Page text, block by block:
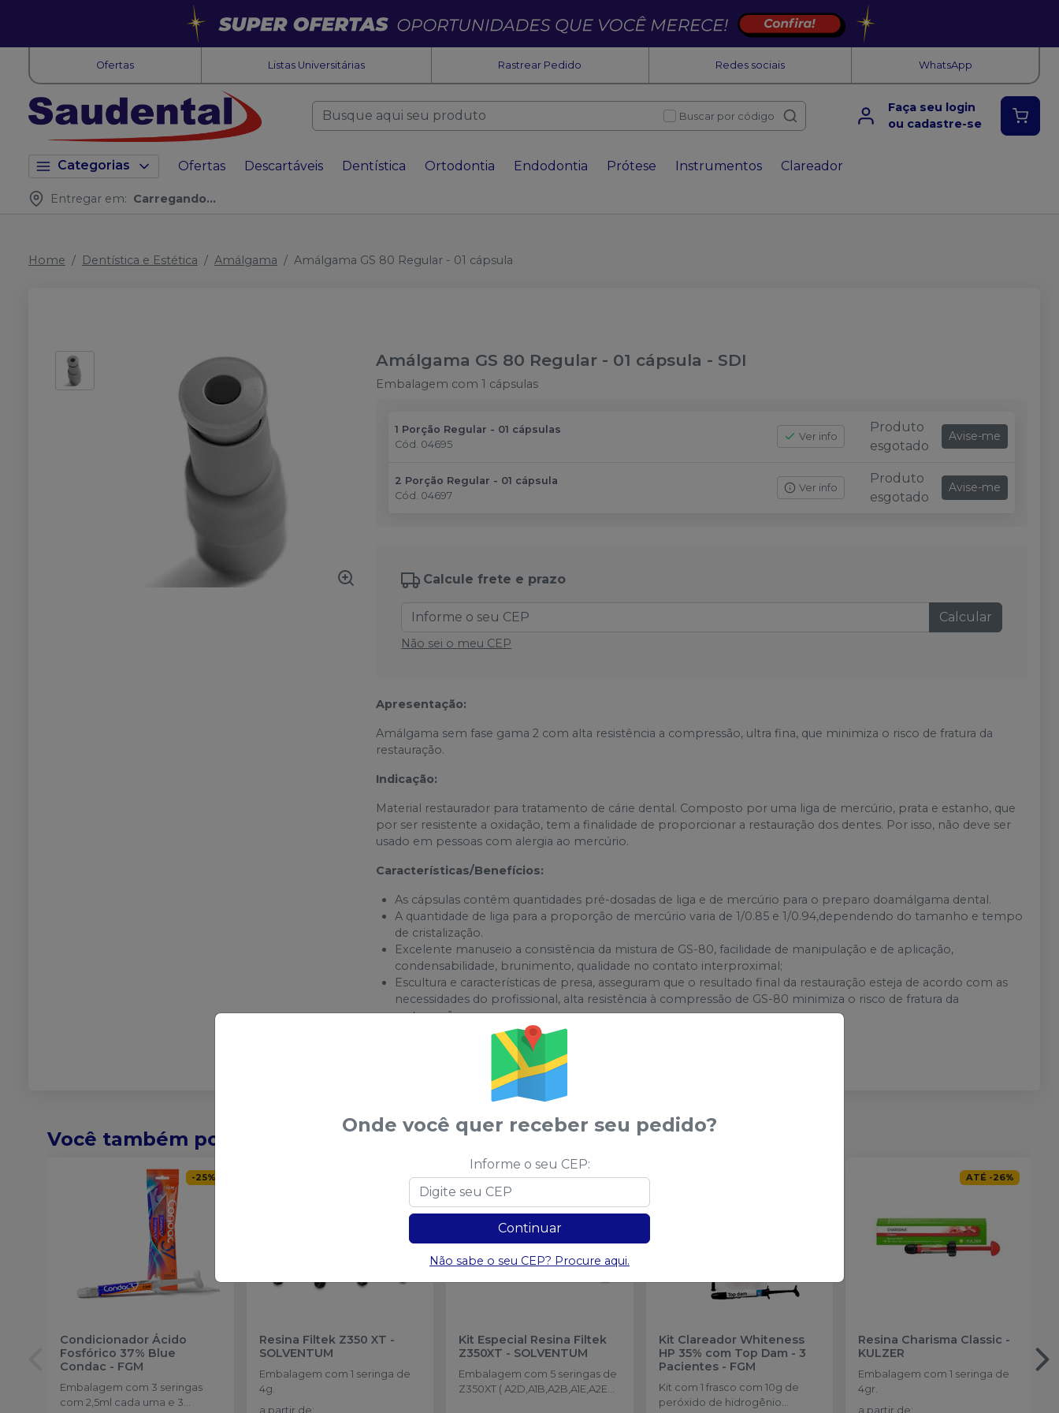
Ofertas Listas Universitárias Rastrear Pedido Redes sociais WhatsApp
Buscar por código
Faça seu login
ou cadastre-se
Categorias Ofertas Descartáveis Dentística Ortodontia Endodontia Prótese Instrumentos Clareador
Entregar em: Carregando...
Home Dentística e Estética Amálgama Amálgama GS 80 Regular - 01 cápsula
Amálgama GS 80 Regular - 01 cápsula - SDI
Embalagem com 1 cápsulas
1 Porção Regular - 01 cápsulas
Cód. 04695
Ver info
Produto
esgotado
Avise-me
2 Porção Regular - 01 cápsula
Cód. 04697
Ver info
Produto
esgotado
Avise-me
Calcule frete e prazo
Calcular
Não sei o meu CEP
Apresentação:
Amálgama sem fase gama 2 com alta resistência a compressão, ultra fina, que minimiza o risco de fratura da
restauração.
Indicação:
Material restaurador para tratamento de cárie dental. Composto por uma liga de mercúrio, prata e estanho, que
por ser resistente a oxidação, tem a finalidade de proporcionar a restauração dos dentes. Por isso, não deve ser
usado em pessoas com alergia ao mercúrio.
Características/Benefícios:
As cápsulas contêm quantidades pré-dosadas de liga e de mercúrio para o preparo doamálgama dental.
A quantidade de liga para a proporção de mercúrio varia de 1/0.85 e 1/0.94,dependendo do tamanho e tempo
de cristalização.
Excelente manuseio a consistência da mistura de GS-80, facilidade de manipulação e de aplicação,
condensabilidade, brunimento, qualidade no contato interproximal;
Escultura e características de presa, asseguram que o resultado final da restauração esteja de acordo com as
necessidades do profissional, alta resistência à compressão de GS-80 minimiza o risco de fratura da
restauração.
Você também pode gostar desses
-25%
Condicionador Ácido
Fosfórico 37% Blue
Condac - FGM
Embalagem com 3 seringas
com 2,5ml cada uma e 3
%
Resina Filtek Z350 XT -
SOLVENTUM
Embalagem com 1 seringa de
4g.
a partir de:
Kit Especial Resina Filtek
Z350XT - SOLVENTUM
Embalagem com 5 seringas de
Z350XT ( A2D,A1B,A2B,A1E,A2E
Kit Clareador Whiteness
HP 35% com Top Dam - 3
Pacientes- FGM
Kit com 1 frasco com 10g de
peróxido de hidrogênio
ATÉ -26%
Resina Charisma Classic -
KULZER
Embalagem com 1 seringa de
4gr.
a partir de:
Onde você quer receber seu pedido?
Informe o seu CEP:
Continuar
Não sabe o seu CEP? Procure aqui.